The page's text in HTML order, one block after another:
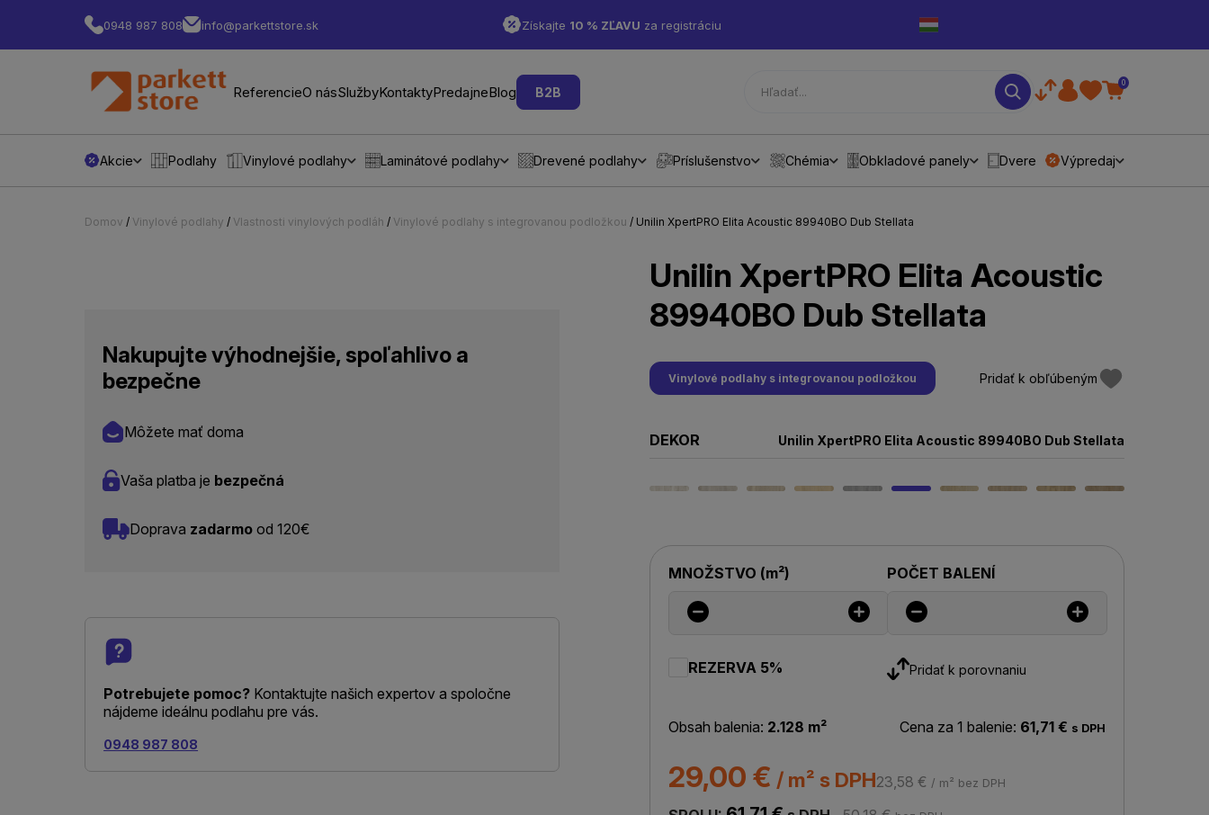
0948 987 808 info@parkettstore.sk Získajte 10 % ZĽAVU za registráciu
ReferencieO násSlužbyKontaktyPredajneBlog B2B
0
Akcie Podlahy Vinylové podlahy Laminátové podlahy Drevené podlahy Príslušenstvo Chémia Obkladové panely Dvere Výpredaj
Domov / Vinylové podlahy / Vlastnosti vinylových podláh / Vinylové podlahy s integrovanou podložkou / Unilin XpertPRO Elita Acoustic 89940BO Dub Stellata
Nakupujte výhodnejšie, spoľahlivo a
bezpečne
Môžete mať doma
Vaša platba je bezpečná
Doprava zadarmo od 120€
Potrebujete pomoc? Kontaktujte našich expertov a spoločne
nájdeme ideálnu podlahu pre vás.
0948 987 808
Unilin XpertPRO Elita Acoustic
89940BO Dub Stellata
Vinylové podlahy s integrovanou podložkou Pridať k obľúbeným
DEKOR Unilin XpertPRO Elita Acoustic 89940BO Dub Stellata
MNOŽSTVO (m²) POČET BALENÍ
REZERVA 5% Pridať k porovnaniu
Obsah balenia: 2.128 m² Cena za 1 balenie: 61,71 € s DPH
29,00 € / m² s DPH23,58 € / m² bez DPH